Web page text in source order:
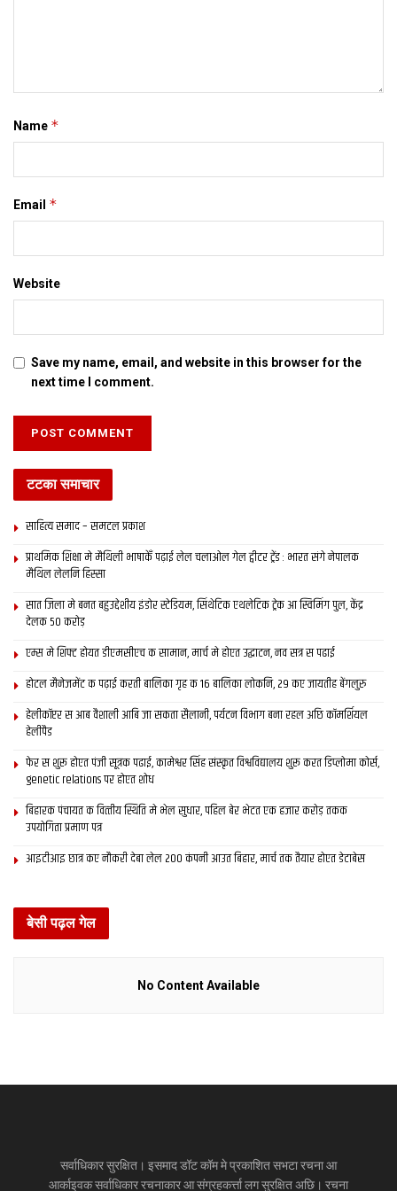
Name *
Email *
Website
Save my name, email, and website in this browser for the
next time I comment.
टटका समाचार
साहित्य समाद – समटल प्रकाश
प्राथमिक शि‍क्षा मे मैथि‍ली भाषाकेँ पढ़ाई लेल चलाओल गेल ट्वीटर ट्रेंड : भारत संगे नेपालक
मैथिल लेलनि हिस्सा
सात जिला मे बनत बहुउद्देशीय इंडोर स्‍टेडि‍यम, सिंथेटिक एथलेटिक ट्रेक आ स्विमिंग पुल, केंद्र
देलक 50 करोड़
एम्स मे शिफ्ट होयत डीएमसीएच क सामान, मार्च मे होएत उद्घाटन, नव सत्र स पढाई
होटल मैनेजमेंट क पढ़ाई करती बालिका गृह क 16 बालिका लोकनि, 29 कए जायतीह बेंगलुरु
हेलीकॉप्टर स आब वैशाली आबि जा सकता सैलानी, पर्यटन विभाग बना रहल अछि कॉमर्शियल
हेलीपैड
फेर स शुरू होएत पंजी सूत्रक पढाई, कामेश्वर सिंह संस्कृत विश्वविद्यालय शुरू करत डिप्लोमा कोर्स,
genetic relations पर होएत शोध
बिहारक पंचायत क वित्‍तीय स्थिति मे भेल सुधार, पहिल बेर भेटत एक हजार करोड़ तकक
उपयोगिता प्रमाण पत्र
आइटीआइ छात्र कए नौकरी देबा लेल 200 कंपनी आउत बिहार, मार्च तक तैयार होएत डेटाबेस
बेसी पढ़ल गेल
No Content Available
सर्वाधिकार सुरक्षित। इसमाद डॉट कॉम मे प्रकाशित सभटा रचना आ
आर्काइवक सर्वाधिकार रचनाकार आ संग्रहकर्त्ता लग सुरक्षित अछि। रचना